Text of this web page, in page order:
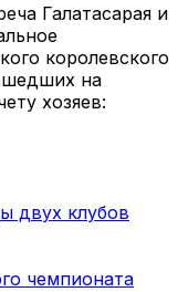
Галатасарая и
королевского
на
хозяев:
двух клубов
чемпионата